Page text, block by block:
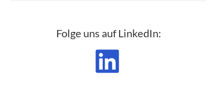
Folge uns auf LinkedIn: